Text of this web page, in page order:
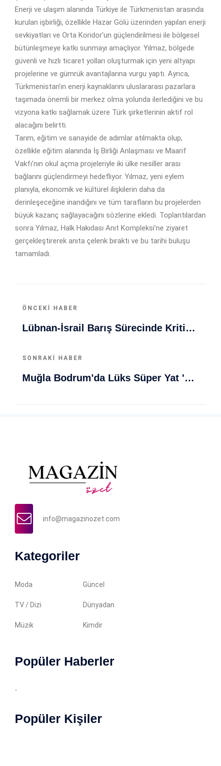
Enerji ve ulaşım alanında Türkiye ile Türkmenistan arasında
kurulan işbirliği, özellikle Hazar Gölü üzerinden yapılan enerji
sevkiyatları ve Orta Koridor’un güçlendirilmesi ile bölgesel
bütünleşmeye katkı sunmayı amaçlıyor. Yılmaz, bölgede
güvenli ve hızlı ticaret yolları oluşturmak için yeni altyapı
projelerine ve gümrük avantajlarına vurgu yaptı. Ayrıca,
Türkmenistan’ın enerji kaynaklarını uluslararası pazarlara
taşımada önemli bir merkez olma yolunda ilerlediğini ve bu
vizyona katkı sağlamak üzere Türk şirketlerinin aktif rol
alacağını belirtti.
Tarım, eğitim ve sanayide de adımlar atılmakta olup,
özellikle eğitim alanında İş Birliği Anlaşması ve Maarif
Vakfı’nın okul açma projeleriyle iki ülke nesiller arası
bağlarını güçlendirmeyi hedefliyor. Yılmaz, yeni eylem
planıyla, ekonomik ve kültürel ilişkilerin daha da
derinleşeceğine inandığını ve tüm tarafların bu projelerden
büyük kazanç sağlayacağını sözlerine ekledi. Toplantılardan
sonra Yılmaz, Halk Hakıdası Anıt Kompleksi’ne ziyaret
gerçekleştirerek anıta çelenk bıraktı ve bu tarihi buluşu
tamamladı.
ÖNCEKI HABER
Lübnan-İsrail Barış Sürecinde Kritik Gelişmeler Ve İşgal Süreci
SONRAKI HABER
Muğla Bodrum'da Lüks Süper Yat 'Golden Odyssey' Demirledi
info@magazinozet.com
Kategoriler
Moda Güncel
TV / Dizi Dünyadan
Müzik Kimdir
Popüler Haberler
-
Popüler Kişiler